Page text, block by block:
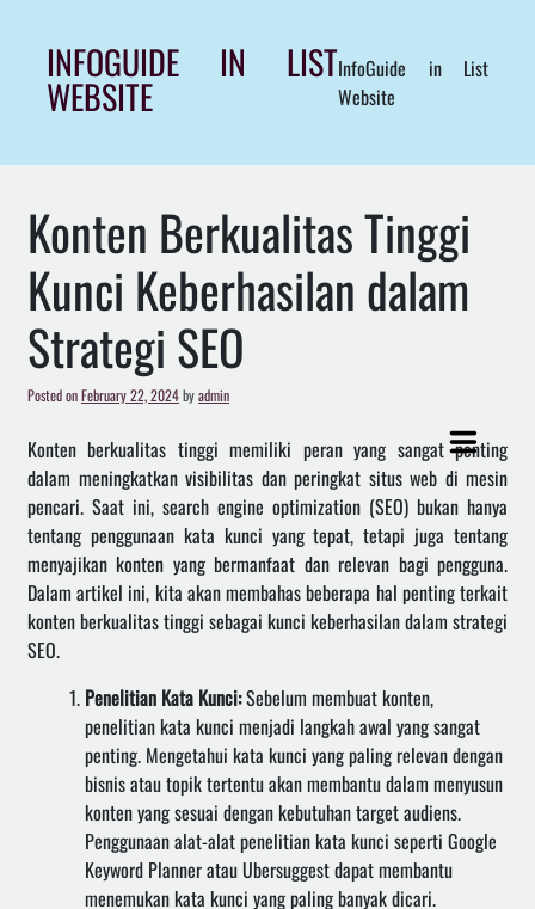
contentINFOGUIDE IN LIST
WEBSITE
InfoGuide in List
Website
Konten Berkualitas Tinggi
Kunci Keberhasilan dalam
Strategi SEO
Posted onFebruary 22, 2024byadmin
Konten berkualitas tinggi memiliki peran yang sangat penting
dalam meningkatkan visibilitas dan peringkat situs web di mesin
pencari. Saat ini, search engine optimization (SEO) bukan hanya
tentang penggunaan kata kunci yang tepat, tetapi juga tentang
menyajikan konten yang bermanfaat dan relevan bagi pengguna.
Dalam artikel ini, kita akan membahas beberapa hal penting terkait
konten berkualitas tinggi sebagai kunci keberhasilan dalam strategi
SEO.
Penelitian Kata Kunci:Sebelum membuat konten,
penelitian kata kunci menjadi langkah awal yang sangat
penting. Mengetahui kata kunci yang paling relevan dengan
bisnis atau topik tertentu akan membantu dalam menyusun
konten yang sesuai dengan kebutuhan target audiens.
Penggunaan alat-alat penelitian kata kunci seperti Google
Keyword Planner atau Ubersuggest dapat membantu
menemukan kata kunci yang paling banyak dicari.